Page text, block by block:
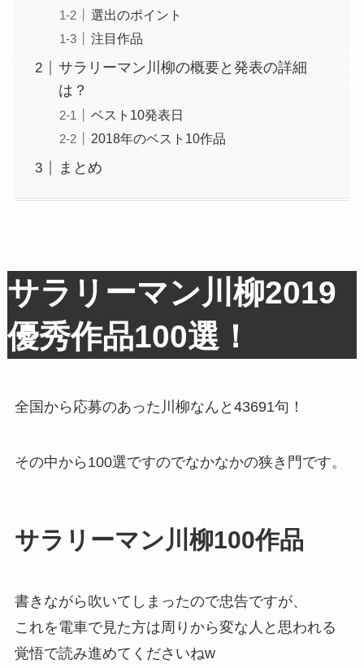
選出のポイント
注目作品
サラリーマン川柳の概要と発表の詳細
は？
ベスト10発表日
2018年のベスト10作品
まとめ
サラリーマン川柳2019
優秀作品100選！
全国から応募のあった川柳なんと43691句！
その中から100選ですのでなかなかの狭き門です。
サラリーマン川柳100作品
書きながら吹いてしまったので忠告ですが、
これを電車で見た方は周りから変な人と思われる
覚悟で読み進めてくださいねw